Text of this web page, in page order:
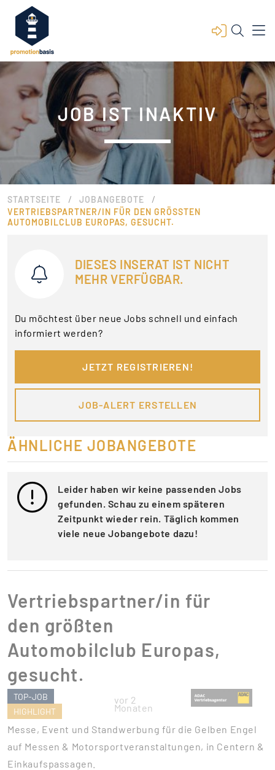
JOB IST INAKTIV
STARTSEITE / JOBANGEBOTE /
VERTRIEBSPARTNER/IN FÜR DEN GRÖSSTEN A
UTOMOBILCLUB EUROPAS, GESUCHT.
DIESES INSERAT IST NICHT
MEHR VERFÜGBAR.
Du möchtest über neue Jobs schnell und einfach
informiert werden?
JETZT REGISTRIEREN!
JOB-ALERT ERSTELLEN
ÄHNLICHE JOBANGEBOTE
Leider haben wir keine passenden Jobs
gefunden. Schau zu einem späteren
Zeitpunkt wieder rein. Täglich kommen
viele neue Jobangebote dazu!
Vertriebspartner/in für
den größten
Automobilclub Europas,
gesucht.
TOP-JOB
HIGHLIGHT
vor 2
Monaten
Messe, Event und Standwerbung für die Gelben Engel
auf Messen & Motorsportveranstaltungen, in Centern &
Einkaufspassagen.